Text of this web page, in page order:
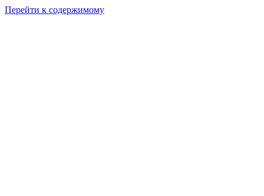
Перейти к содержимому